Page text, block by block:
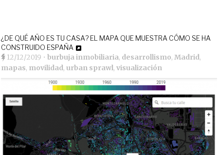
¿DE QUÉ AÑO ES TU CASA? EL MAPA QUE MUESTRA CÓMO SE HA
CONSTRUIDO ESPAÑA
12/12/2019 •burbuja inmobiliaria, desarrollismo,Madrid,
mapas, movilidad,urban sprawl,visualización